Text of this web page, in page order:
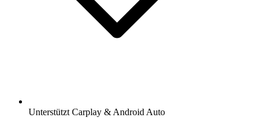
Unterstützt Carplay & Android Auto